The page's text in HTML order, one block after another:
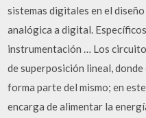
sistemas digitales en el
analógica a digital.
instrumentación … Los
de superposición lineal,
forma parte del mismo; en
encarga de alimentar la